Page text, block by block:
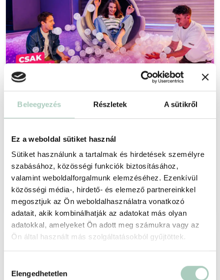
Beleegyezés Részletek A sütikről
Ez a weboldal sütiket használ
Sütiket használunk a tartalmak és hirdetések személyre
szabásához, közösségi funkciók biztosításához,
valamint weboldalforgalmunk elemzéséhez. Ezenkívül
közösségi média-, hirdető- és elemező partnereinkkel
megosztjuk az Ön weboldalhasználatra vonatkozó
adatait, akik kombinálhatják az adatokat más olyan
adatokkal, amelyeket Ön adott meg számukra vagy az
Ön által használt más szolgáltatásokból gyűjtöttek.
kiválasztása
Elengedhetetlen
IKONO – Az élmény, ahol a művészet életre
1052 Budapest Váci utca 27
4 000 Ft 3 800 Ft-tól
Belépő jegy 1 gyermek részére hétköznap (H-CS) - 4-13 év - 3 800 Ft
Kosárba
-20 %